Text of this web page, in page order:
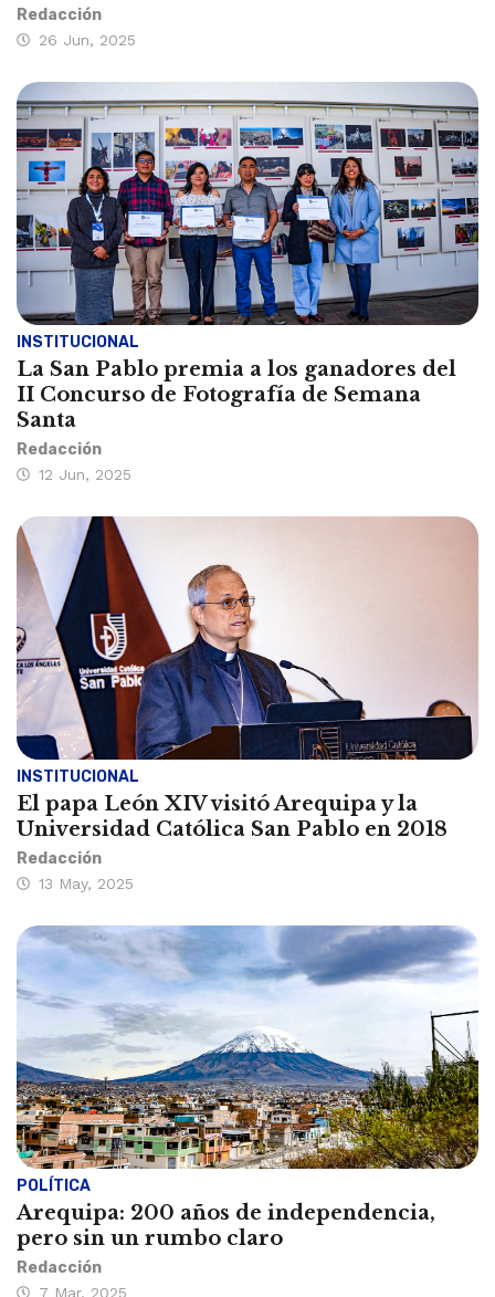
Redacción
26 Jun, 2025
INSTITUCIONAL
La San Pablo premia a los ganadores del
II Concurso de Fotografía de Semana
Santa
Redacción
12 Jun, 2025
INSTITUCIONAL
El papa León XIV visitó Arequipa y la
Universidad Católica San Pablo en 2018
Redacción
13 May, 2025
POLÍTICA
Arequipa: 200 años de independencia,
pero sin un rumbo claro
Redacción
7 Mar, 2025